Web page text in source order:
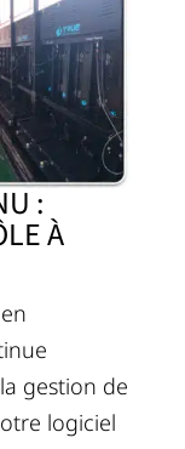
:
À
gestion de
logiciel